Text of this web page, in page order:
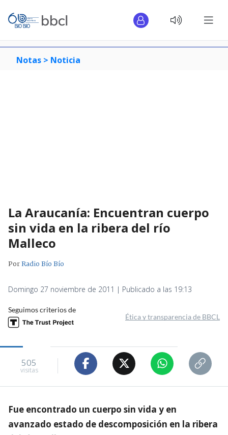
Notas > Noticia
La Araucanía: Encuentran cuerpo
sin vida en la ribera del río
Malleco
PorRadio Bío Bío
Domingo 27 noviembre de 2011 | Publicado a las 19:13
Seguimos criterios de
Ética y transparencia de BBCL
505
visitas
Fue encontrado un cuerpo sin vida y en
avanzado estado de descomposición en la ribera